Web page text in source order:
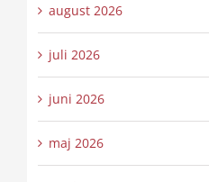
august 2026
juli 2026
juni 2026
maj 2026